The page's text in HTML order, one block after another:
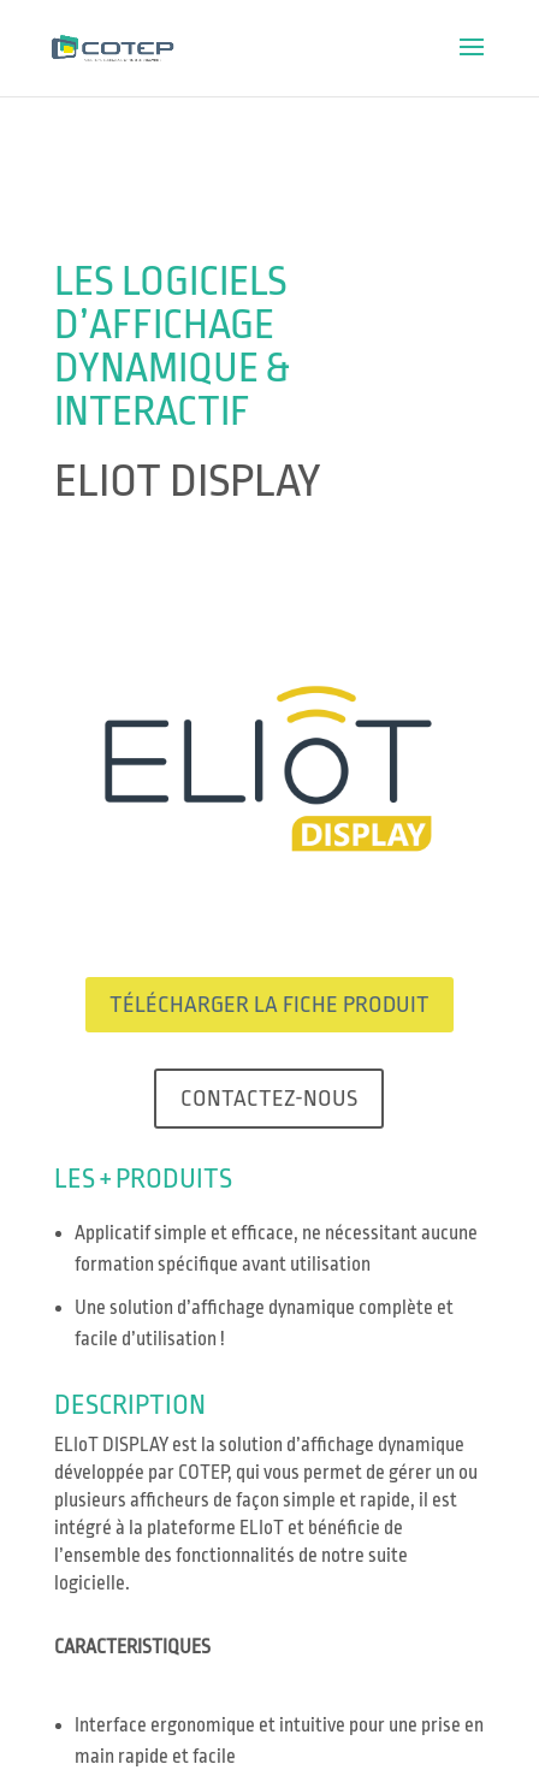
LES LOGICIELS
D’AFFICHAGE
DYNAMIQUE &
INTERACTIF
ELIOT DISPLAY
TÉLÉCHARGER LA FICHE PRODUIT
CONTACTEZ-NOUS
LES + PRODUITS
Applicatif simple et efficace, ne nécessitant aucune
formation spécifique avant utilisation
Une solution d’affichage dynamique complète et
facile d’utilisation !
DESCRIPTION
ELIoT DISPLAY est la solution d’affichage dynamique
développée par COTEP, qui vous permet de gérer un ou
plusieurs afficheurs de façon simple et rapide, il est
intégré à la plateforme ELIoT et bénéficie de
l’ensemble des fonctionnalités de notre suite
logicielle.
CARACTERISTIQUES
Interface ergonomique et intuitive pour une prise en
main rapide et facile